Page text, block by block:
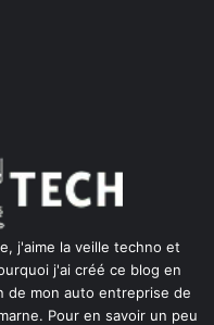
j'aime la veille techno et
j'ai créé ce blog en
de mon auto entreprise de
. Pour en savoir un peu